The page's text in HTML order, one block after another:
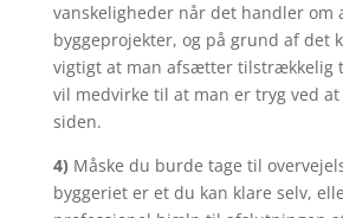
vanskeligheder når det handler om
byggeprojekter, og på grund af det
vigtigt at man afsætter tilstrækkelig
vil medvirke til at man er tryg ved
siden.
4) Måske du burde tage til
byggeriet er et du kan klare selv,